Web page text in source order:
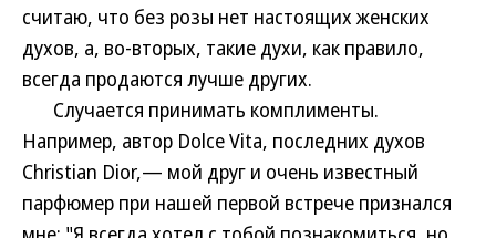
считаю, что без розы нет настоящих женских
духов, а, во-вторых, такие духи, как правило,
всегда продаются лучше других.
Случается принимать комплименты.
Например, автор Dolce Vita, последних духов
Christian Dior,— мой друг и очень известный
парфюмер при нашей первой встрече признался